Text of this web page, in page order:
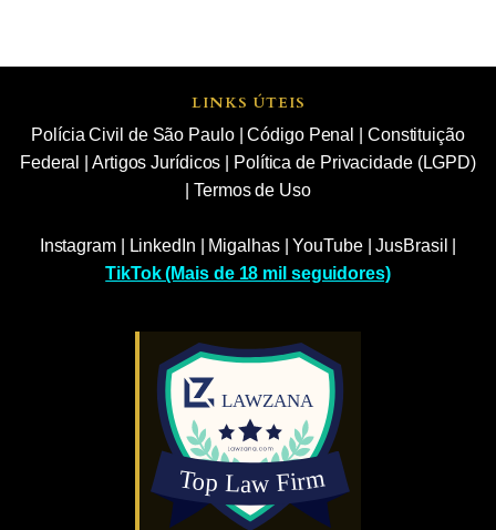
LINKS ÚTEIS
Polícia Civil de São Paulo|Código Penal
Constituição
Federal
Artigos Jurídicos
Política de Privacidade (LGPD)
|Termos de Uso
Instagram| LinkedIn Migalhas|YouTube|JusBrasil
TikTok (Mais de 18 mil seguidores)